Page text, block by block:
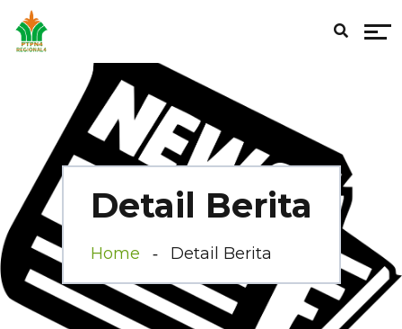
Detail Berita
Home Detail Berita